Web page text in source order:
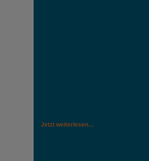
Jetzt weiterlesen…